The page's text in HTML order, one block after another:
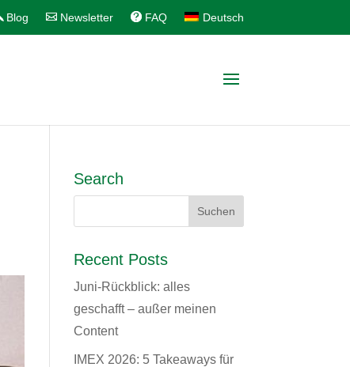
Blog Newsletter FAQ Deutsch
Search
Recent Posts
Juni-Rückblick: alles
geschafft – außer meinen
Content
IMEX 2026: 5 Takeaways für